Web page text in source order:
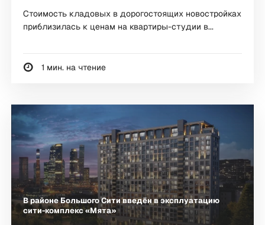
Стоимость кладовых в дорогостоящих новостройках
приблизилась к ценам на квартиры-студии в...
1 мин. на чтение
В районе Большого Сити введён в эксплуатацию
сити-комплекс «Мята»